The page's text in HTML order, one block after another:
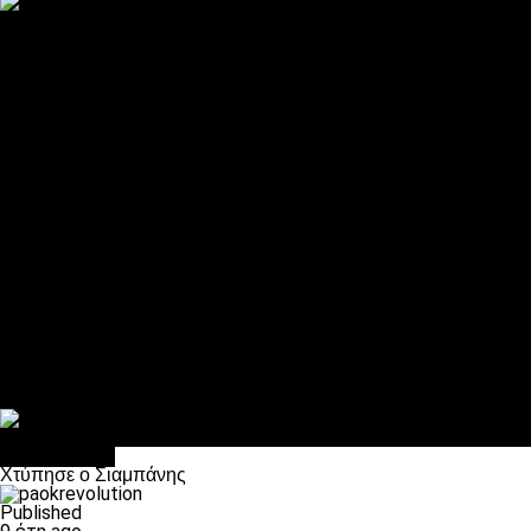
Χτύπησε ο Σιαμπάνης
Published